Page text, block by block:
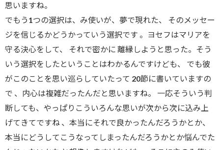
思いますね。
でもう1つの選択は、み使いが、夢で現れた、 そのメッセー
ジを信じるかどうかっていう選択です 。ヨセフはマリアを
守る決心をして、 それで密かに 離縁しようと思った。そう
いう選択をしたということはわかるんですけども、 でも彼
がこのことを思い巡らしていたって 20節に書いていますの
で 、内心は複雑だったんだと思いますね。 一応そういう判
断しても、やっぱりこういろんな思いが次から次に込み上
げてきてですね 、本当にそれで良かったんだろうかとか、
本当にどうしてこうなってしまったんだろうかとか悩んでた